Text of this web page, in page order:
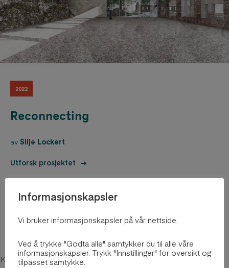
2022
Reconnecting
av Silje Lockert
Utforsk prosjektet
Kanskje du er interessert i
Informasjonskapsler
Vi bruker informasjonskapsler på vår nettside.
Ved å trykke "Godta alle" samtykker du til alle våre
informasjonskapsler. Trykk "Innstillinger" for oversikt og
tilpasset samtykke.